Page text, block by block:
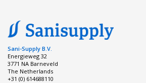
Sani-Supply B.V.
Energieweg 32
3771 NA Barneveld
The Netherlands
+31 (0) 614688110